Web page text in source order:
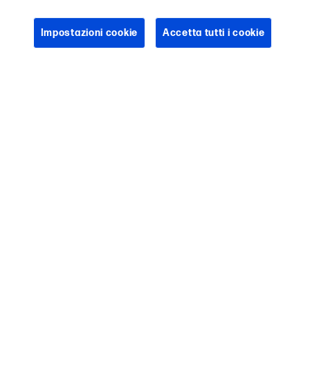
Impostazioni cookie Accetta tutti i cookie